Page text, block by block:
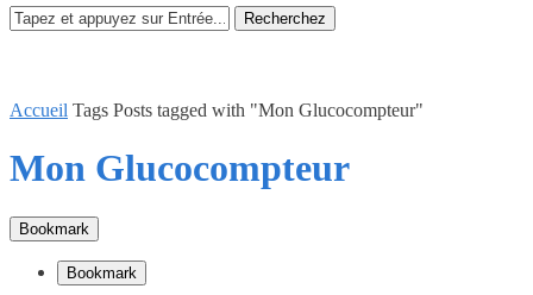
Recherchez
Accueil Tags Posts tagged with "Mon Glucocompteur"
Mon Glucocompteur
Bookmark
Bookmark